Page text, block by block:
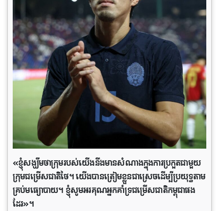
«ខ្ញុំសង្ឃឹមថាក្រុមរបស់យើងនឹងមានសំណាងក្នុងការប្រកួតជាមួយ
ក្រុមជម្រើសជាតិថៃ។ យើង​បាន​ត្រៀម​ខ្លួន​ជា​ស្រេច​ដើម្បី​ប្រយុទ្ធ​តាម​
គ្រប់​មធ្យោបាយ។ ខ្ញុំ​សូម​អរគុណ​អ្នក​គាំទ្រ​ជម្រើស​ជាតិ​កម្ពុជា​ផង​
ដែរ»។